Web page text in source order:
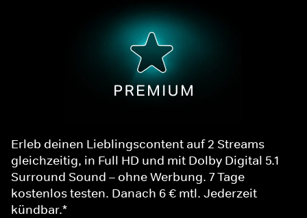
Erleb deinen Lieblingscontent auf 2 Streams
gleichzeitig, in Full HD und mit Dolby Digital 5.1
Surround Sound – ohne Werbung. 7 Tage
kostenlos testen. Danach 6 € mtl. Jederzeit
kündbar.*